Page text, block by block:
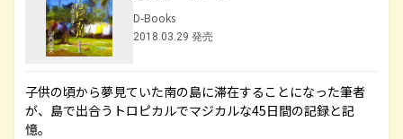
D-Books
2018.03.29 発売
子供の頃から夢見ていた南の島に滞在することになった筆者
が、島で出合うトロピカルでマジカルな45日間の記録と記
憶。